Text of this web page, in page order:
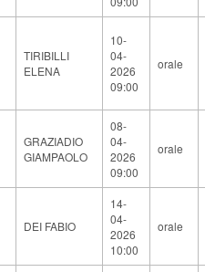
TIRIBILLI
ELENA
10-
04-
2026
09:00
orale
GRAZIADIO
GIAMPAOLO
08-
04-
2026
09:00
orale
DEI FABIO
14-
04-
2026
10:00
orale